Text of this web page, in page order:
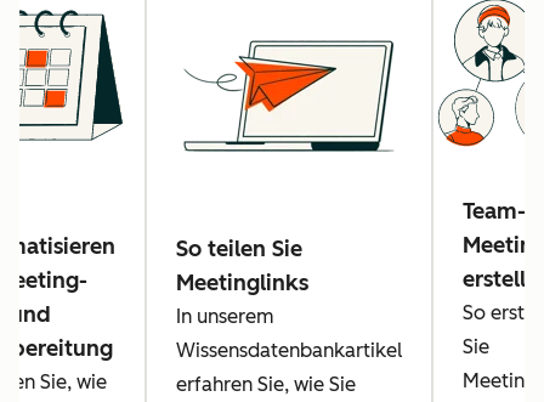
und
Sie, wie
So teilen Sie
Meetinglinks
In unserem
Wissensdatenbankartikel
erfahren Sie, wie Sie
Team-
So
Sie